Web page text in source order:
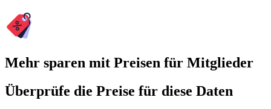
Mehr sparen mit Preisen für Mitglieder
Überprüfe die Preise für diese Daten